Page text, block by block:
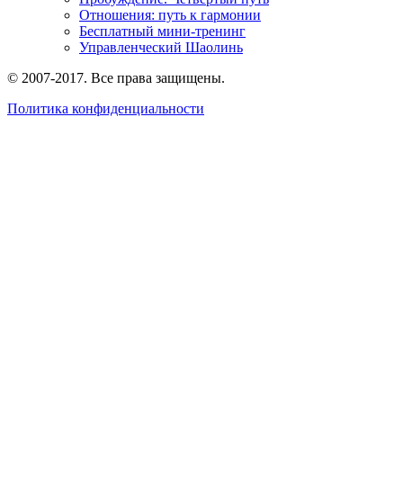
Отношения: путь к гармонии
Бесплатный мини-тренинг
Управленческий Шаолинь
© 2007-2017. Все права защищены.
Политика конфиденциальности